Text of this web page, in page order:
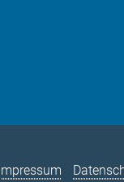
Impressum